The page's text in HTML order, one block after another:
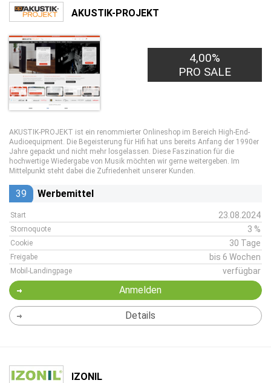
AKUSTIK-PROJEKT
4,00%
PRO SALE
AKUSTIK-PROJEKT ist ein renommierter Onlineshop im Bereich High-End-
Audioequipment. Die Begeisterung für Hifi hat uns bereits Anfang der 1990er
Jahre gepackt und nicht mehr losgelassen. Diese Faszination für die
hochwertige Wiedergabe von Musik möchten wir gerne weitergeben. Im
Mittelpunkt steht dabei die Zufriedenheit unserer Kunden.
39 Werbemittel
Start 23.08.2024
Stornoquote 3 %
Cookie 30 Tage
Freigabe bis 6 Wochen
Mobil-Landingpage verfügbar
Anmelden
Details
IZONIL